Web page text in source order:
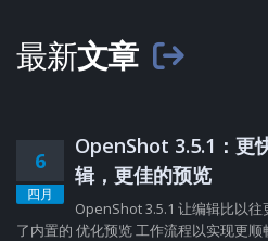
最新文章
6
四月
OpenShot 3.5.1：更
辑，更佳的预览
OpenShot 3.5.1 让编辑比以
了内置的 优化预览 工作流程以实现更